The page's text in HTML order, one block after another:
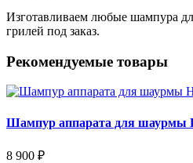
Изготавливаем любые шампура
грилей под заказ.
Рекомендуемые товары
Шампур аппарата для шаурмы
8 900 ₽